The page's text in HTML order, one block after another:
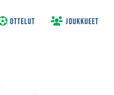
OTTELUT JOUKKUEET